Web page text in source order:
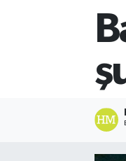
Aydin Namaz
Trafik Durumu
Tüm Manşetler